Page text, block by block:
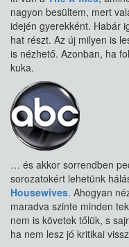
nagyon besültem, mert
idején gyerekként. Habár
hat részt. Az új milyen is
is nézhető. Azonban, ha
kuka.
… és akkor sorrendben
sorozatokért lehetünk
Housewives. Ahogyan
maradva szinte minden
nem is követek tőlük, s
ha nem lesz jó kritikai